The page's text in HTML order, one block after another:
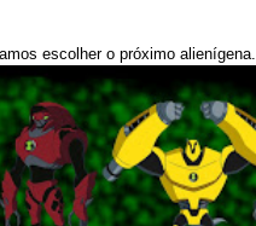
escolher o próximo alienígena.